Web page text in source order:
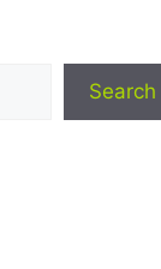
Search